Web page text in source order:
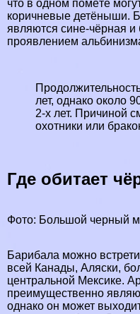
что в одном помёте
коричневые детёныши.
являются сине-чёрная и
проявлением
лет, однако около
2-х лет. Причиной
охотники или
Где обитает
Фото: Большой черный
Барибала можно
всей Канады, Аляски,
центральной Мексике.
преимущественно
однако он может